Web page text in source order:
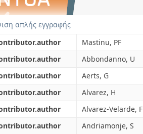
απλής εγγραφής
Mastinu, PF
Abbondanno, U
Aerts, G
Alvarez, H
Alvarez-Velarde, F
Andriamonje, S